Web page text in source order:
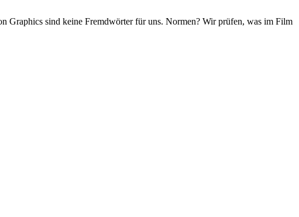
Graphics sind keine Fremdwörter für uns. Normen? Wir prüfen, was im Film